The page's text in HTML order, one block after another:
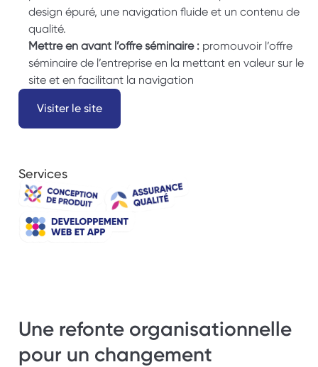
design épuré, une navigation fluide et un contenu de
qualité.
Mettre en avant l’offre séminaire : promouvoir l’offre
séminaire de l’entreprise en la mettant en valeur sur le
site et en facilitant la navigation
Visiter le site
Services
Une refonte organisationnelle
pour un changement